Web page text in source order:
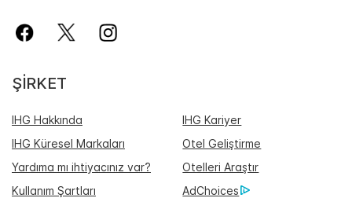
ŞIRKET
IHG Hakkında
IHG Kariyer
IHG Küresel Markaları
Otel Geliştirme
Yardıma mı ihtiyacınız var?
Otelleri Araştır
Kullanım Şartları
AdChoices